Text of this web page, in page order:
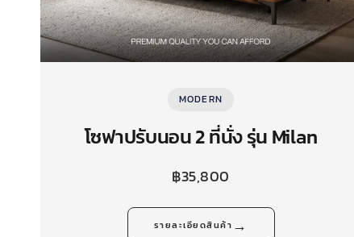
MODERN
โซฟาปรับนอน 2 ที่นั่ง รุ่น Milan
฿35,800
รายละเอียดสินค้า →